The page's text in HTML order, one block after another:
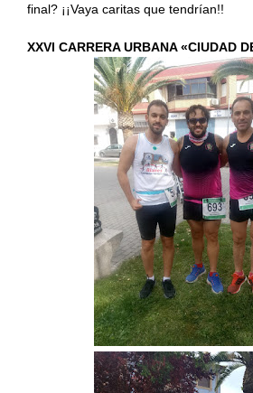
final? ¡¡Vaya caritas que tendrían!!
XXVI CARRERA URBANA «CIUDAD